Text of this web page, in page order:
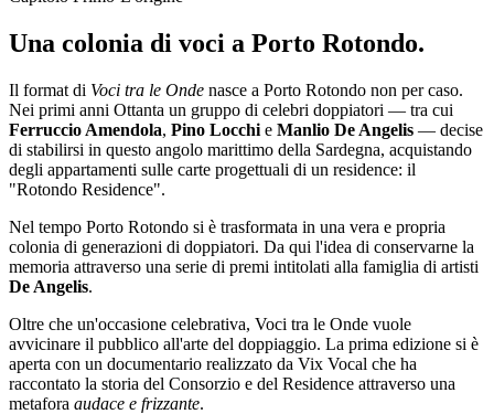
Una colonia di voci a Porto Rotondo.
Il format di Voci tra le Onde nasce a Porto Rotondo non per caso.
Nei primi anni Ottanta un gruppo di celebri doppiatori — tra cui
Ferruccio Amendola, Pino Locchi e Manlio De Angelis — decise
di stabilirsi in questo angolo marittimo della Sardegna, acquistando
degli appartamenti sulle carte progettuali di un residence: il
"Rotondo Residence".
Nel tempo Porto Rotondo si è trasformata in una vera e propria
colonia di generazioni di doppiatori. Da qui l'idea di conservarne la
memoria attraverso una serie di premi intitolati alla famiglia di artisti
De Angelis.
Oltre che un'occasione celebrativa, Voci tra le Onde vuole
avvicinare il pubblico all'arte del doppiaggio. La prima edizione si è
aperta con un documentario realizzato da Vix Vocal che ha
raccontato la storia del Consorzio e del Residence attraverso una
metafora audace e frizzante.